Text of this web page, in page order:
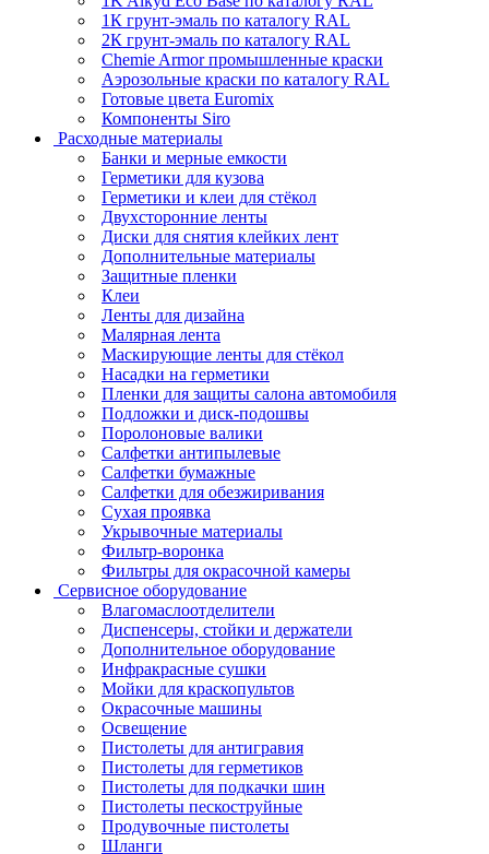
1К грунт-эмаль по каталогу RAL
2К грунт-эмаль по каталогу RAL
Chemie Armor промышленные краски
Аэрозольные краски по каталогу RAL
Готовые цвета Euromix
Компоненты Siro
Расходные материалы
Банки и мерные емкости
Герметики для кузова
Герметики и клеи для стёкол
Двухсторонние ленты
Диски для снятия клейких лент
Дополнительные материалы
Защитные пленки
Клеи
Ленты для дизайна
Малярная лента
Маскирующие ленты для стёкол
Насадки на герметики
Пленки для защиты салона автомобиля
Подложки и диск-подошвы
Поролоновые валики
Салфетки антипылевые
Салфетки бумажные
Салфетки для обезжиривания
Сухая проявка
Укрывочные материалы
Фильтр-воронка
Фильтры для окрасочной камеры
Сервисное оборудование
Влагомаслоотделители
Диспенсеры, стойки и держатели
Дополнительное оборудование
Инфракрасные сушки
Мойки для краскопультов
Окрасочные машины
Освещение
Пистолеты для антигравия
Пистолеты для герметиков
Пистолеты для подкачки шин
Пистолеты пескоструйные
Продувочные пистолеты
Шланги